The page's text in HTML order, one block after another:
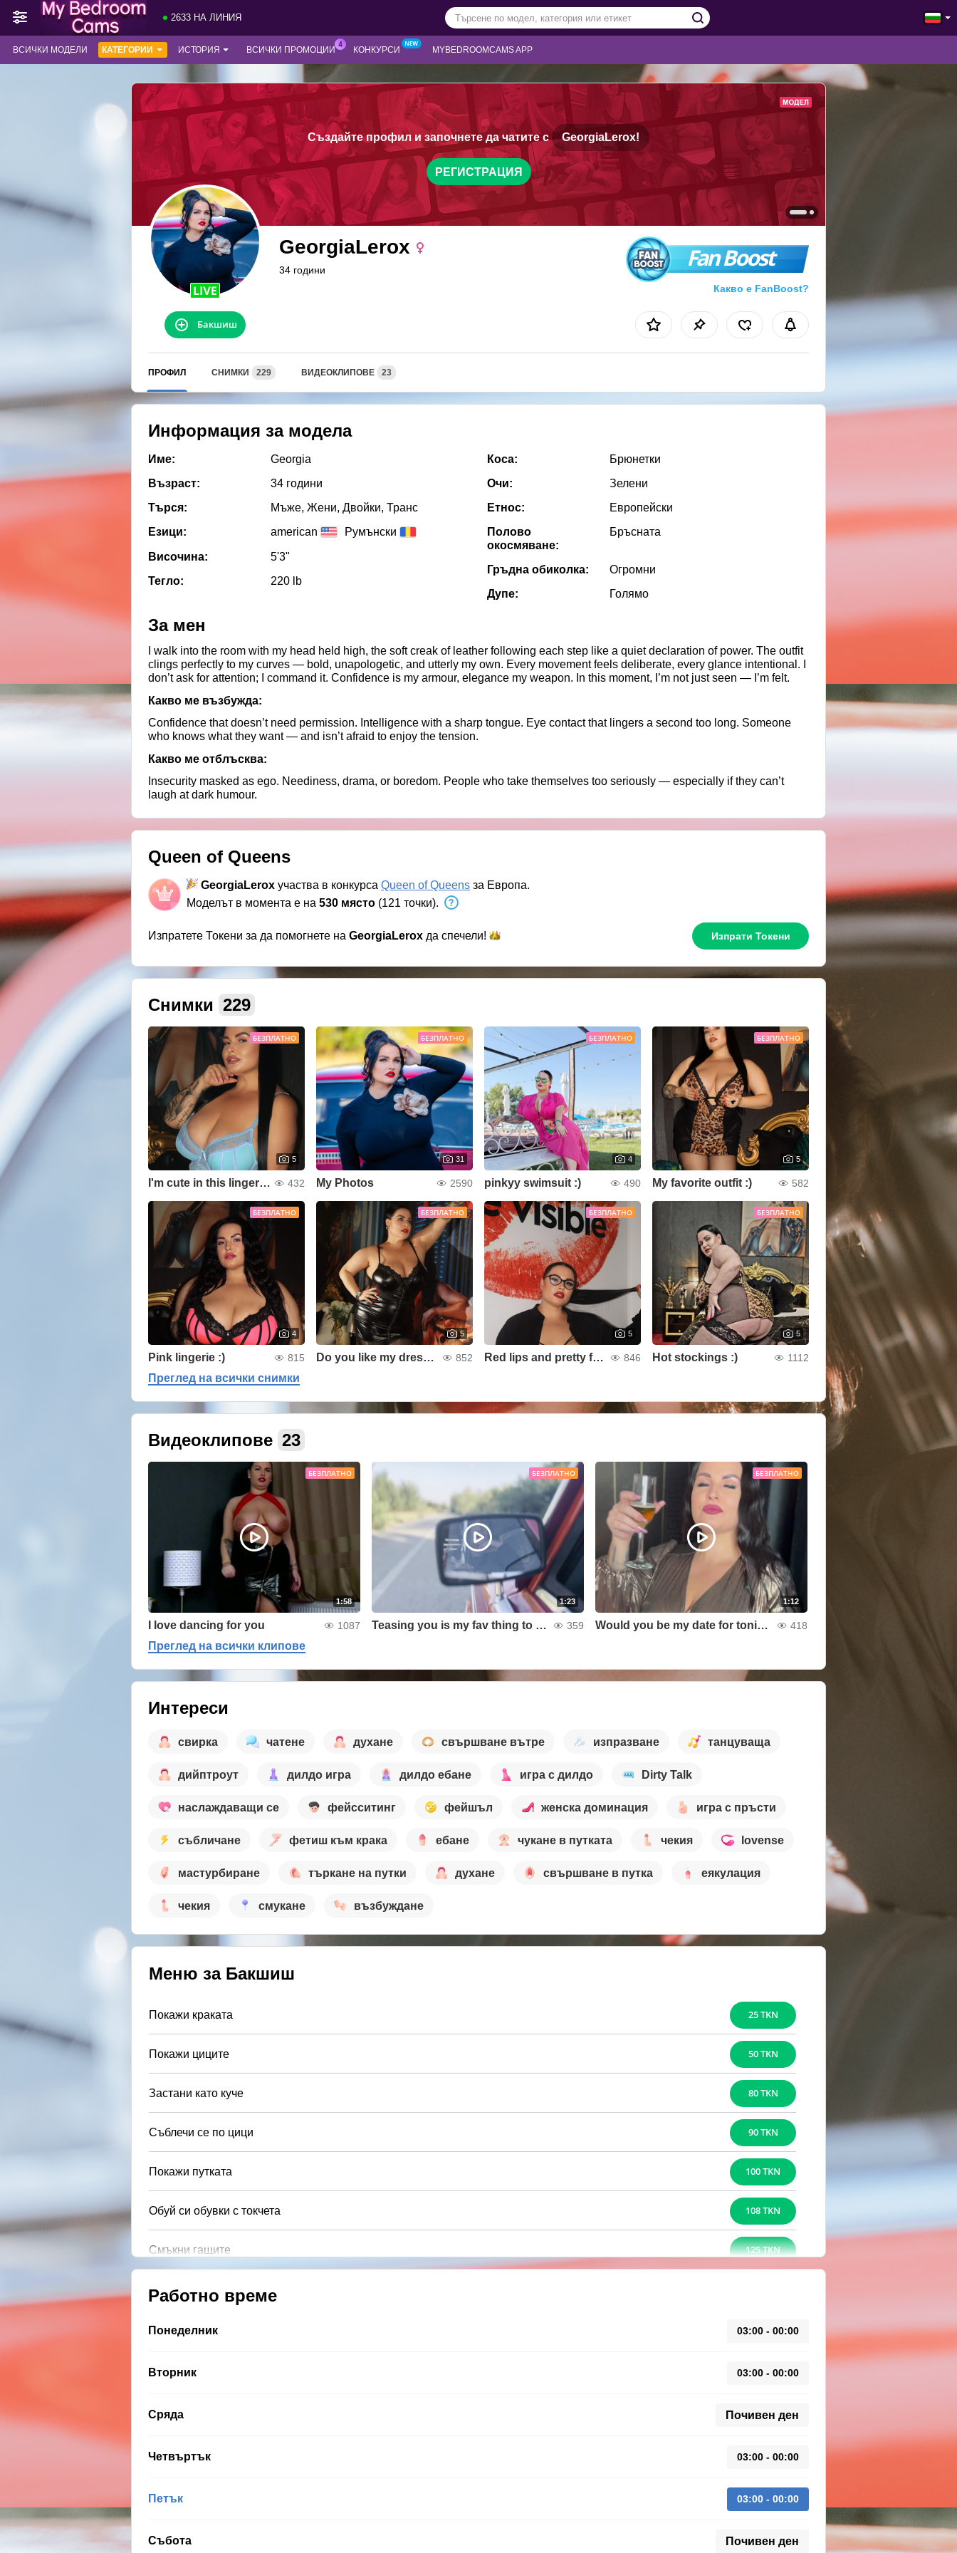
2633 НА ЛИНИЯ
ВСИЧКИ МОДЕЛИ КАТЕГОРИИ ИСТОРИЯ ВСИЧКИ ПРОМОЦИИ КОНКУРСИ MYBEDROOMCAMS APP
Създайте профил и започнете да чатите с GeorgiaLerox!
РЕГИСТРАЦИЯ
GeorgiaLerox
34 години Fan Boost
Какво е FanBoost?
Бакшиш
ПРОФИЛ СНИМКИ 229 ВИДЕОКЛИПОВЕ 23
Информация за модела
Име:
Georgia
Възраст:
34 години
Търся:
Мъже, Жени, Двойки, Транс
Езици:
american Румънски
Височина:
5'3"
Тегло:
220 lb
Коса:
Брюнетки
Очи:
Зелени
Етнос:
Европейски
Полово
окосмяване:
Бръсната
Гръдна обиколка:
Огромни
Дупе:
Голямо
За мен
I walk into the room with my head held high, the soft creak of leather following each step like a quiet declaration of power. The outfit
clings perfectly to my curves — bold, unapologetic, and utterly my own. Every movement feels deliberate, every glance intentional. I
don’t ask for attention; I command it. Confidence is my armour, elegance my weapon. In this moment, I’m not just seen — I’m felt.
Какво ме възбужда:
Confidence that doesn’t need permission. Intelligence with a sharp tongue. Eye contact that lingers a second too long. Someone
who knows what they want — and isn’t afraid to enjoy the tension.
Какво ме отблъсква:
Insecurity masked as ego. Neediness, drama, or boredom. People who take themselves too seriously — especially if they can’t
laugh at dark humour.
Queen of Queens
GeorgiaLerox участва в конкурса Queen of Queens за Европа.
Моделът в момента е на 530 място (121 точки).
Изпратете Токени за да помогнете на GeorgiaLerox да спечели! Изпрати Токени
Снимки 229
БЕЗПЛАТНО
5
I'm cute in this lingerie? 432
БЕЗПЛАТНО
31
My Photos 2590
БЕЗПЛАТНО
4
pinkyy swimsuit :) 490
БЕЗПЛАТНО
5
My favorite outfit :) 582
БЕЗПЛАТНО
4
Pink lingerie :) 815
БЕЗПЛАТНО
5
Do you like my dress?? 852
БЕЗПЛАТНО
5
Red lips and pretty face :) 846
БЕЗПЛАТНО
5
Hot stockings :) 1112
Преглед на всички снимки
Видеоклипове 23
БЕЗПЛАТНО
1:58
I love dancing for you 1087
БЕЗПЛАТНО
1:23
Teasing you is my fav thing to do! 359
БЕЗПЛАТНО
1:12
Would you be my date for tonight? 418
Преглед на всички клипове
Интереси
свирка чатене духане свършване вътре изпразване танцуваща
дийптроут дилдо игра дилдо ебане игра с дилдо Dirty Talk
наслаждаващи се фейсситинг фейшъл женска доминация игра с пръсти
събличане фетиш към крака ебане чукане в путката чекия lovense
мастурбиране търкане на путки духане свършване в путка еякулация
чекия смукане възбуждане
Меню за Бакшиш
Покажи краката 25 TKN
Покажи циците 50 TKN
Застани като куче 80 TKN
Съблечи се по цици 90 TKN
Покажи путката 100 TKN
Обуй си обувки с токчета 108 TKN
Смъкни гащите 125 TKN
Работно време
Понеделник 03:00 - 00:00
Вторник 03:00 - 00:00
Сряда Почивен ден
Четвъртък 03:00 - 00:00
Петък 03:00 - 00:00
Събота Почивен ден